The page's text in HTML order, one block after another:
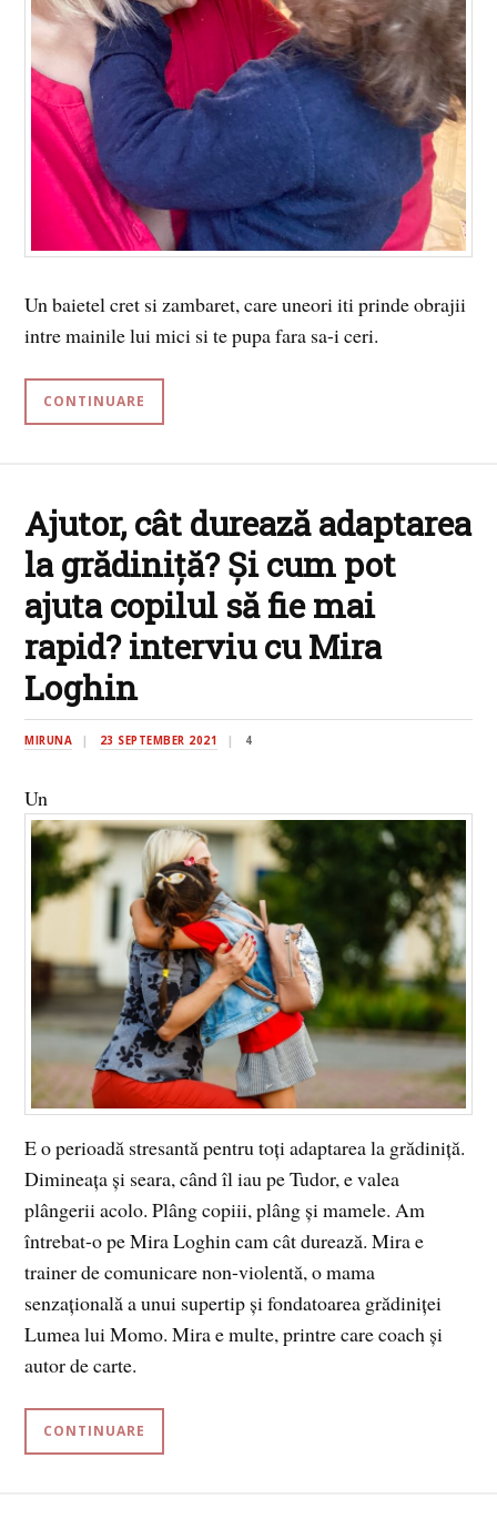
Un baietel cret si zambaret, care uneori iti prinde obrajii
intre mainile lui mici si te pupa fara sa-i ceri.
CONTINUARE
Ajutor, cât durează adaptarea
la grădiniță? Și cum pot
ajuta copilul să fie mai
rapid? interviu cu Mira
Loghin
MIRUNA 23 SEPTEMBER 2021 4
Un
E o perioadă stresantă pentru toți adaptarea la grădiniță.
Dimineața și seara, când îl iau pe Tudor, e valea
plângerii acolo. Plâng copiii, plâng și mamele. Am
întrebat-o pe Mira Loghin cam cât durează. Mira e
trainer de comunicare non-violentă, o mama
senzațională a unui supertip și fondatoarea grădiniței
Lumea lui Momo. Mira e multe, printre care coach și
autor de carte.
CONTINUARE